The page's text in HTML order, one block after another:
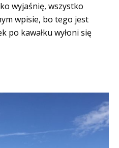
wyjaśnię, wszystko
wpisie, bo tego jest
po kawałku wyłoni się